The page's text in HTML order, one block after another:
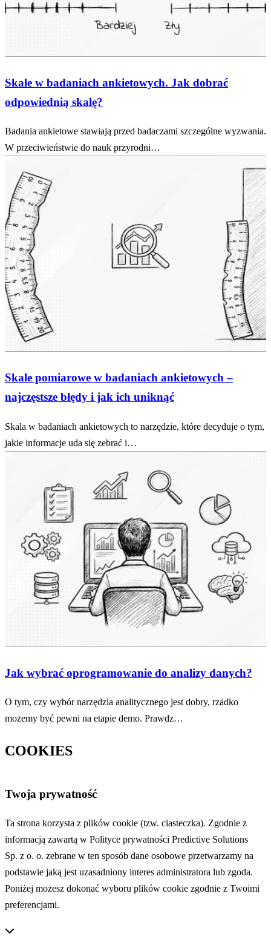
Skale w badaniach ankietowych. Jak dobrać
odpowiednią skalę?
Badania ankietowe stawiają przed badaczami szczególne wyzwania.
W przeciwieństwie do nauk przyrodni…
Skale pomiarowe w badaniach ankietowych –
najczęstsze błędy i jak ich uniknąć
Skala w badaniach ankietowych to narzędzie, które decyduje o tym,
jakie informacje uda się zebrać i…
Jak wybrać oprogramowanie do analizy danych?
O tym, czy wybór narzędzia analitycznego jest dobry, rzadko
możemy być pewni na etapie demo. Prawdz…
COOKIES
Twoja prywatność
Ta strona korzysta z plików cookie (tzw. ciasteczka). Zgodnie z
informacją zawartą w Polityce prywatności Predictive Solutions
Sp. z o. o. zebrane w ten sposób dane osobowe przetwarzamy na
podstawie jaką jest uzasadniony interes administratora lub zgoda.
Poniżej możesz dokonać wyboru plików cookie zgodnie z Twoimi
preferencjami.